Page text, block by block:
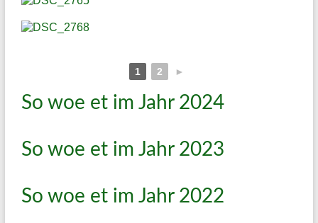
1 2 ►
So woe et im Jahr 2024
So woe et im Jahr 2023
So woe et im Jahr 2022